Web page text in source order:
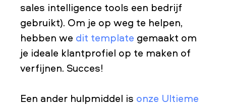
sales intelligence tools een bedrijf
gebruikt). Om je op weg te helpen,
hebben we dit template gemaakt om
je ideale klantprofiel op te maken of
verfijnen. Succes!
Een ander hulpmiddel is onze Ultieme